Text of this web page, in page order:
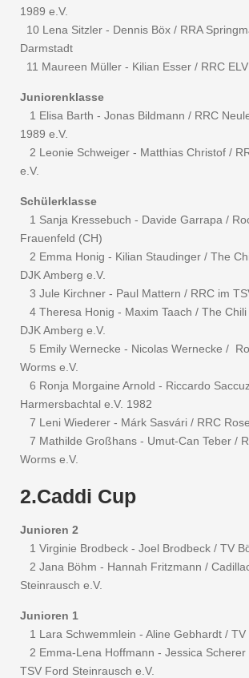
1989 e.V.
10 Lena Sitzler - Dennis Böx / RRA
Darmstadt
11 Maureen Müller - Kilian Esser / RRC
Juniorenklasse
1 Elisa Barth - Jonas Bildmann / RRC
1989 e.V.
2 Leonie Schweiger - Matthias Christof /
e.V.
Schülerklasse
1 Sanja Kressebuch - Davide Garrapa /
Frauenfeld (CH)
2 Emma Honig - Kilian Staudinger / The
DJK Amberg e.V.
3 Jule Kirchner - Paul Mattern / RRC im
4 Theresa Honig - Maxim Taach / The
DJK Amberg e.V.
5 Emily Wernecke - Nicolas Wernecke /
Worms e.V.
6 Ronja Morgaine Arnold - Riccardo
Harmersbachtal e.V. 1982
7 Leni Wiederer - Márk Sasvári / RRC
7 Mathilde Großhans - Umut-Can Teber /
Worms e.V.
2.Caddi Cup
Junioren 2
1 Virginie Brodbeck - Joel Brodbeck / TV
2 Jana Böhm - Hannah Fritzmann /
Steinrausch e.V.
Junioren 1
1 Lara Schwemmlein - Aline Gebhardt / TV
2 Emma-Lena Hoffmann - Jessica Scherer
TSV Ford Steinrausch e.V.